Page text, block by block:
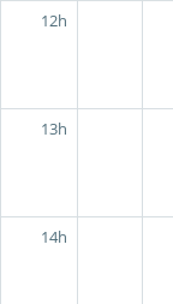
12h
13h
14h